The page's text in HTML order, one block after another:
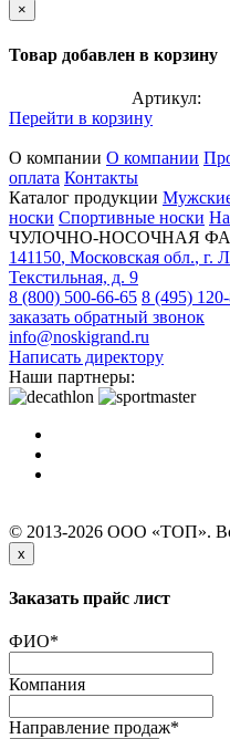
×
Товар добавлен в корзину
Артикул:
Перейти в корзину
О компании О компании
оплата Контакты
Каталог продукции
носки Спортивные носки
ЧУЛОЧНО-НОСОЧНАЯ
141150, Московская обл., г.
Текстильная, д. 9
8 (800) 500-66-65 8 (495)
заказать обратный звонок
info@noskigrand.ru
Написать директору
Наши партнеры:
© 2013-2026 ООО «ТОП».
x
Заказать прайс лист
ФИО*
Компания
Направление продаж*